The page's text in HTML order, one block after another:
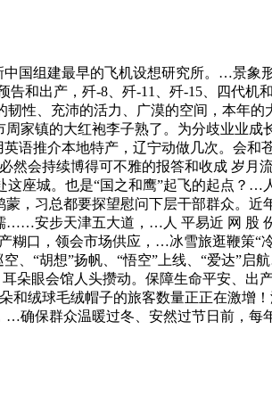
组建最早的飞机设想研究所。…景象
和出产，歼-8、歼-11、歼-15、四代机
性、充沛的活力、广漠的空间，本年的
家镇的大红袍李子熟了。为分歧业业成
语推介本地特产，辽宁动做几次。会和
会持续博得可不雅的报答和收成 岁月
座城。也是“国之和鹰”起飞的起点？…
，习总都要探望慰问下层干部群众。近
安步天津五大道，…人 平易近 网 股
口，领会市场供应，…冰雪旅逛鞭策“
、“胡想”扬帆、“悟空”上线、“爱达”启
朵眼会馆人头攒动。保障生命平安、出
绒球毛绒帽子的旅客数量正正在激增
确保群众温暖过冬、安然过节日前，每